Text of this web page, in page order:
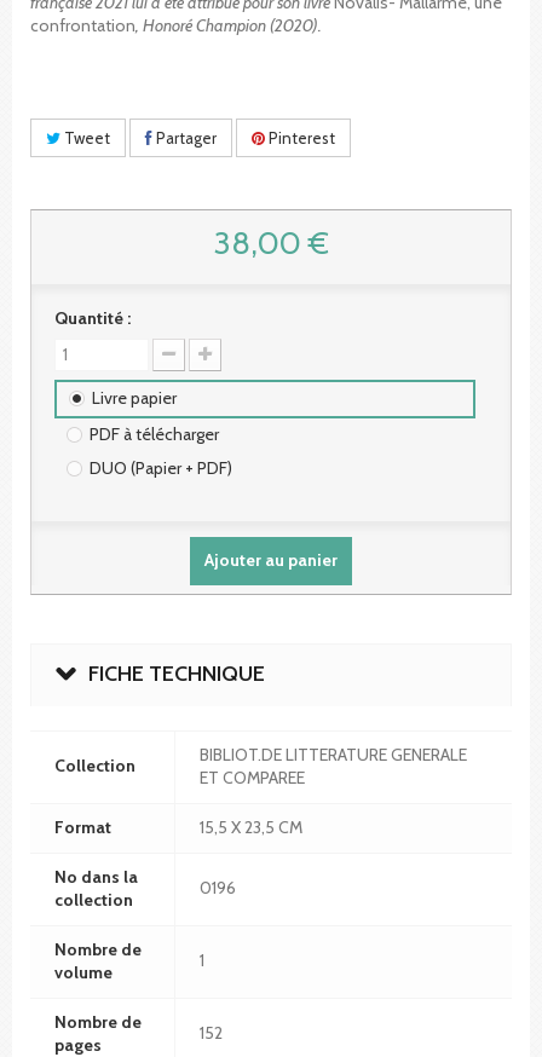
confrontation, Honoré Champion (2020).
Tweet Partager Pinterest
38,00 €
Quantité :
Livre papier
PDF à télécharger
DUO (Papier + PDF)
Ajouter au panier
FICHE TECHNIQUE
Collection
BIBLIOT.DE LITTERATURE GENERALE
ET COMPAREE
Format 15,5 X 23,5 CM
No dans la
collection
0196
Nombre de
volume
1
Nombre de
pages
152